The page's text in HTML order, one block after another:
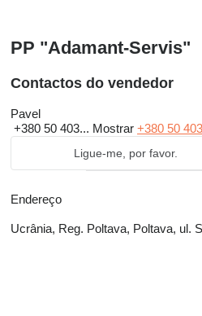
PP "Adamant-Servis"
Contactos do vendedor
Pavel
+380 50 403... Mostrar +380 50
Ligue-me, por favor.
Endereço
Ucrânia, Reg. Poltava, Poltava, ul.